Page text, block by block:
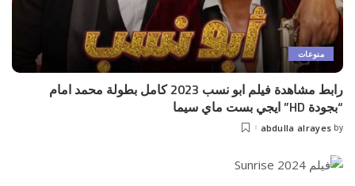
منوعات
رابط مشاهدة فيلم ابو نسب 2023 كامل بطولة محمد امام
“بجودة HD” ايجي بست ماي سيما
Posted
by
abdulla alrayes